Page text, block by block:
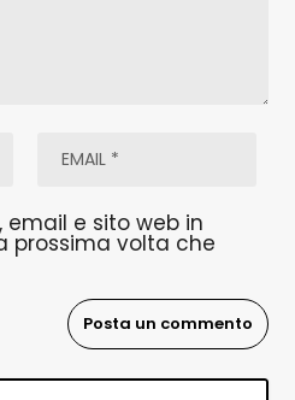
email e sito web in
prossima volta che